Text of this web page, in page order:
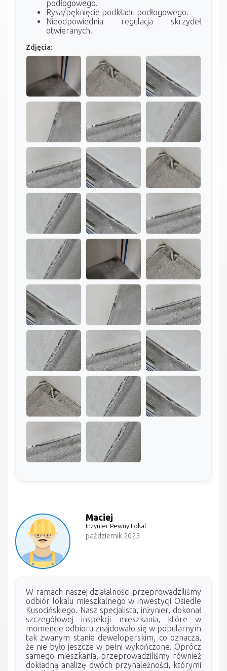
podłogowego.
Rysa/pęknięcie podkładu podłogowego.
Nieodpowiednia regulacja skrzydeł
otwieranych.
Zdjęcia:
Maciej
Inżynier Pewny Lokal
październik 2025
W ramach naszej działalności przeprowadziliśmy
odbiór lokalu mieszkalnego w inwestycji Osiedle
Kusocińskiego. Nasz specjalista, inżynier, dokonał
szczegółowej inspekcji mieszkania, które w
momencie odbioru znajdowało się w popularnym
tak zwanym stanie deweloperskim, co oznacza,
że nie było jeszcze w pełni wykończone. Oprócz
samego mieszkania, przeprowadziliśmy również
dokładną analizę dwóch przynależności, którymi